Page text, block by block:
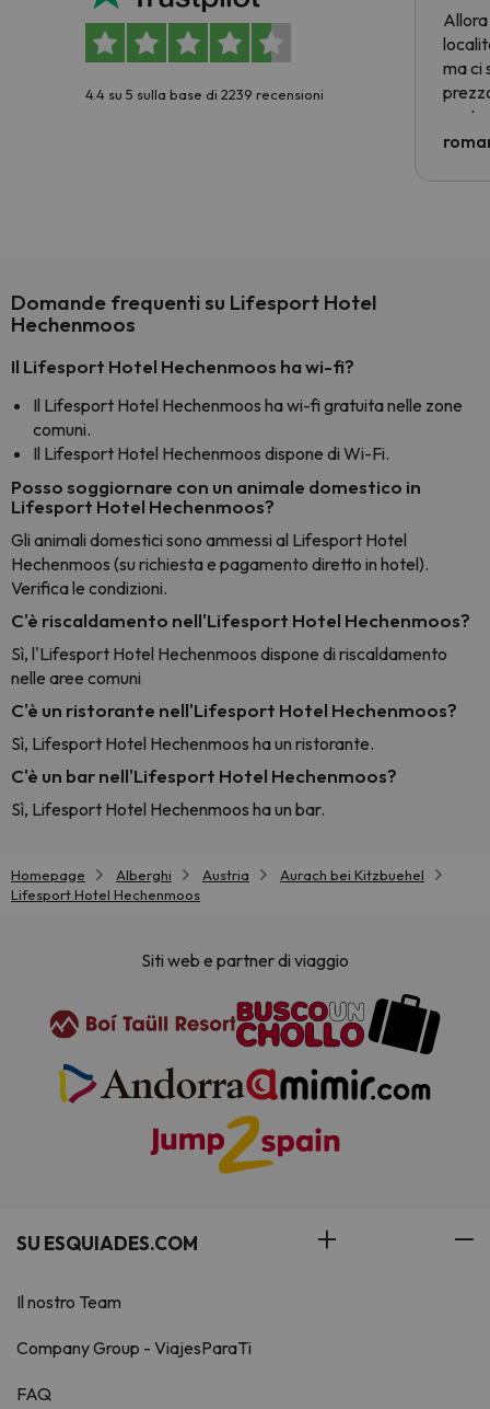
4.4 su 5 sulla base di 2239 recensioni
Allora
ma ci
Domande frequenti su Lifesport Hotel
Hechenmoos
Il Lifesport Hotel Hechenmoos ha wi-fi?
Il Lifesport Hotel Hechenmoos ha wi-fi gratuita nelle zone
comuni.
Il Lifesport Hotel Hechenmoos dispone di Wi-Fi.
Posso soggiornare con un animale domestico in
Lifesport Hotel Hechenmoos?
Gli animali domestici sono ammessi al Lifesport Hotel
Hechenmoos (su richiesta e pagamento diretto in hotel).
Verifica le condizioni.
C'è riscaldamento nell'Lifesport Hotel Hechenmoos?
Sì, l'Lifesport Hotel Hechenmoos dispone di riscaldamento
nelle aree comuni
C'è un ristorante nell'Lifesport Hotel Hechenmoos?
Sì, Lifesport Hotel Hechenmoos ha un ristorante.
C'è un bar nell'Lifesport Hotel Hechenmoos?
Sì, Lifesport Hotel Hechenmoos ha un bar.
Homepage Alberghi Austria
Aurach bei Kitzbuehel
Lifesport Hotel Hechenmoos
Siti web e partner di viaggio
SU ESQUIADES.COM
Il nostro Team
Company Group - ViajesParaTi
FAQ